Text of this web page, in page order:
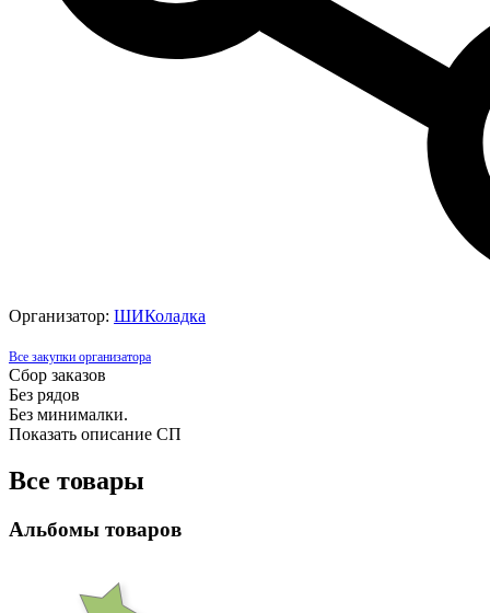
Организатор: ШИКоладка
Все закупки организатора
Сбор заказов
Без рядов
Без минималки.
Показать описание СП
Все товары
Альбомы товаров